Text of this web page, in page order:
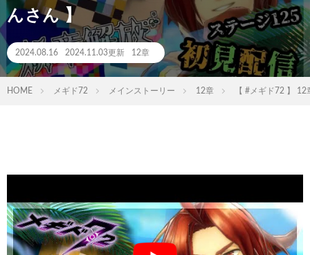
んさん 】
2024.08.16 2024.11.03更新 12章
HOME メギド72 メインストーリー 12章 【 #メギド72 】